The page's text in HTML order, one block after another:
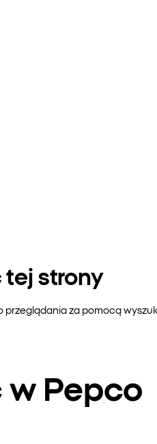
strony
za pomocą
Pepco